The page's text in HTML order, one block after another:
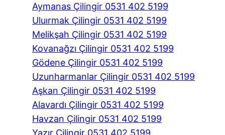
Aymanas Çilingir 0531 402 5199
Uluırmak Çilingir 0531 402 5199
Melikşah Çilingir 0531 402 5199
Kovanağzı Çilingir 0531 402 5199
Gödene Çilingir 0531 402 5199
Uzunharmanlar Çilingir 0531 402 5199
Aşkan Çilingir 0531 402 5199
Alavardı Çilingir 0531 402 5199
Havzan Çilingir 0531 402 5199
Yazır Çilingir 0531 402 5199